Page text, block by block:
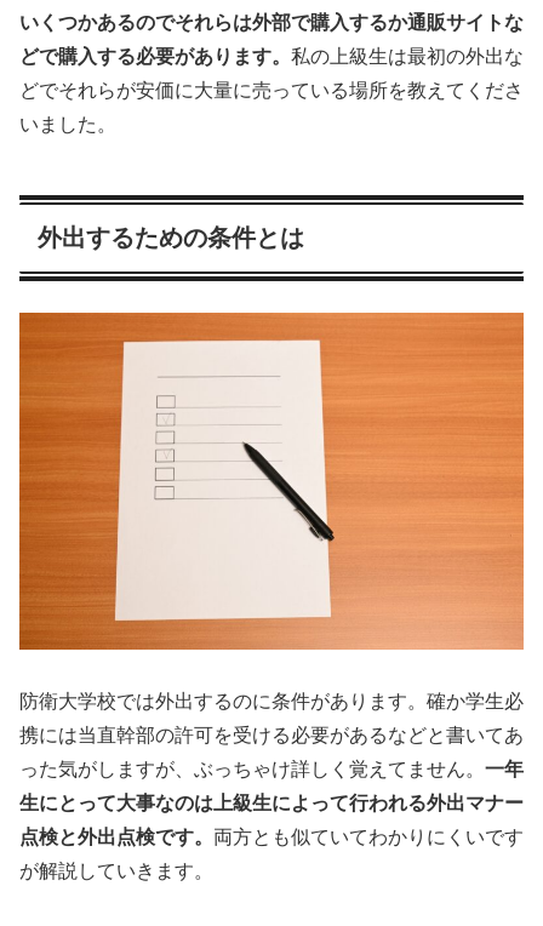
いくつかあるのでそれらは外部で購入するか通販サイトな
どで購入する必要があります。 私の上級生は最初の外出な
どでそれらが安価に大量に売っている場所を教えてくださ
いました。
外出するための条件とは
防衛大学校では外出するのに条件があります。確か学生必
携には当直幹部の許可を受ける必要があるなどと書いてあ
った気がしますが、ぶっちゃけ詳しく覚えてません。 一年
生にとって大事なのは上級生によって行われる外出マナー
点検と外出点検です。 両方とも似ていてわかりにくいです
が解説していきます。